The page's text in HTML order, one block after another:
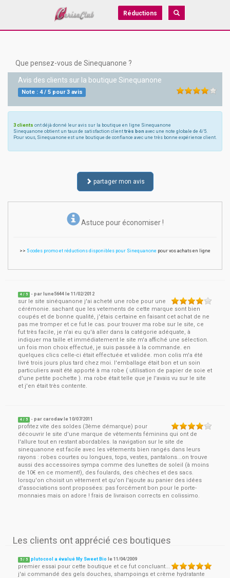
Réductions
Que pensez-vous de Sinequanone ?
Avis des clients sur la boutique Sinequanone
Note : 4/ 5pour3avis
3 clients ont déjà donné leur avis sur la boutique en ligne Sinequanone
Sinequanone obtient un taux de satisfaction client très bon avec une note globale de 4/5.
Pour vous, Sinequanone est une boutique de confiance avec une très bonne expérience client.
partager mon avis
Astuce pour économiser !
>> 5 codes promo et réductions disponibles pour Sinequanone pour vos achats en ligne
4 / 5 - par lune5644 le11/02/2012
sur le site sinéquanone j'ai acheté une robe pour une
cérémonie. sachant que les vetements de cette marque sont bien
coupés et de bonne qualité, j'étais certaine en faisant cet achat de ne
pas me tromper et ce fut le cas. pour trouver ma robe sur le site, ce
fut très facile, je n'ai eu qu'à aller dans la catégorie adéquate, à
indiquer ma taille et immédiatement le site m'a affiché une sélection.
un fois mon choix effectué, je suis passée à la commande. en
quelques clics celle-ci était effectuée et validée. mon colis m'a été
livré trois jours plus tard chez moi. l'emballage était bon et un soin
particuliers avait été apporté à ma robe ( utilisation de papier de soie et
d'une petite pochette ). ma robe était telle que je l'avais vu sur le site
et j'en était très contente.
4 / 5 - parcarodav le10/07/2011
profitez vite des soldes (3ème démarque) pour
découvrir le site d'une marque de vêtements féminins qui ont de
l'allure tout en restant abordables. la navigation sur le site de
sinequanone est facile avec les vêtements bien rangés dans leurs
rayons : robes courtes ou longues, tops, vestes, pantalons...on trouve
aussi des accessoires sympa comme des lunettes de soleil (à moins
de 10€ en ce moment!), des foulards, des chèches et des sacs.
lorsqu'on choisit un vêtement et qu'on l'ajoute au panier des idées
d'associations sont proposées: pas forcément bon pour le porte-
monnaies mais on adore ! frais de livraison corrects en colissimo.
Les clients ont apprécié ces boutiques
5 / 5 plutocool a évalué My Sweet Bio le11/04/2009
premier essai pour cette boutique et ce fut concluant...
j'ai commandé des gels douches, shampoings et crème hydratante